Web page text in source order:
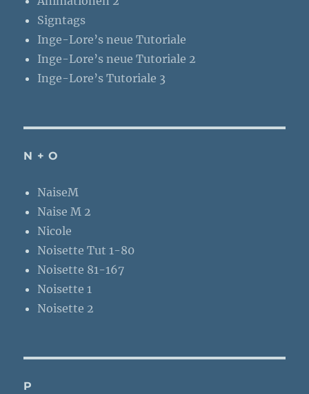
Signtags
Inge-Lore’s neue Tutoriale
Inge-Lore’s neue Tutoriale 2
Inge-Lore’s Tutoriale 3
N + O
NaiseM
Naise M 2
Nicole
Noisette Tut 1-80
Noisette 81-167
Noisette 1
Noisette 2
P